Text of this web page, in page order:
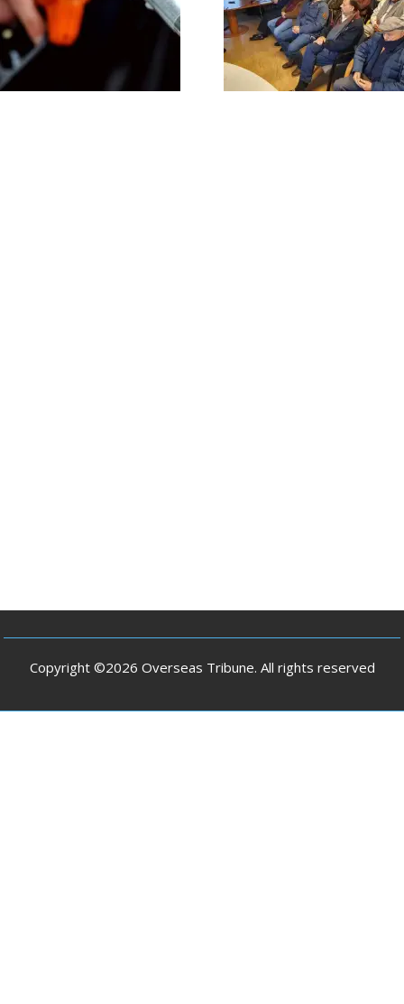
Copyright ©2026 Overseas Tribune. All rights reserved